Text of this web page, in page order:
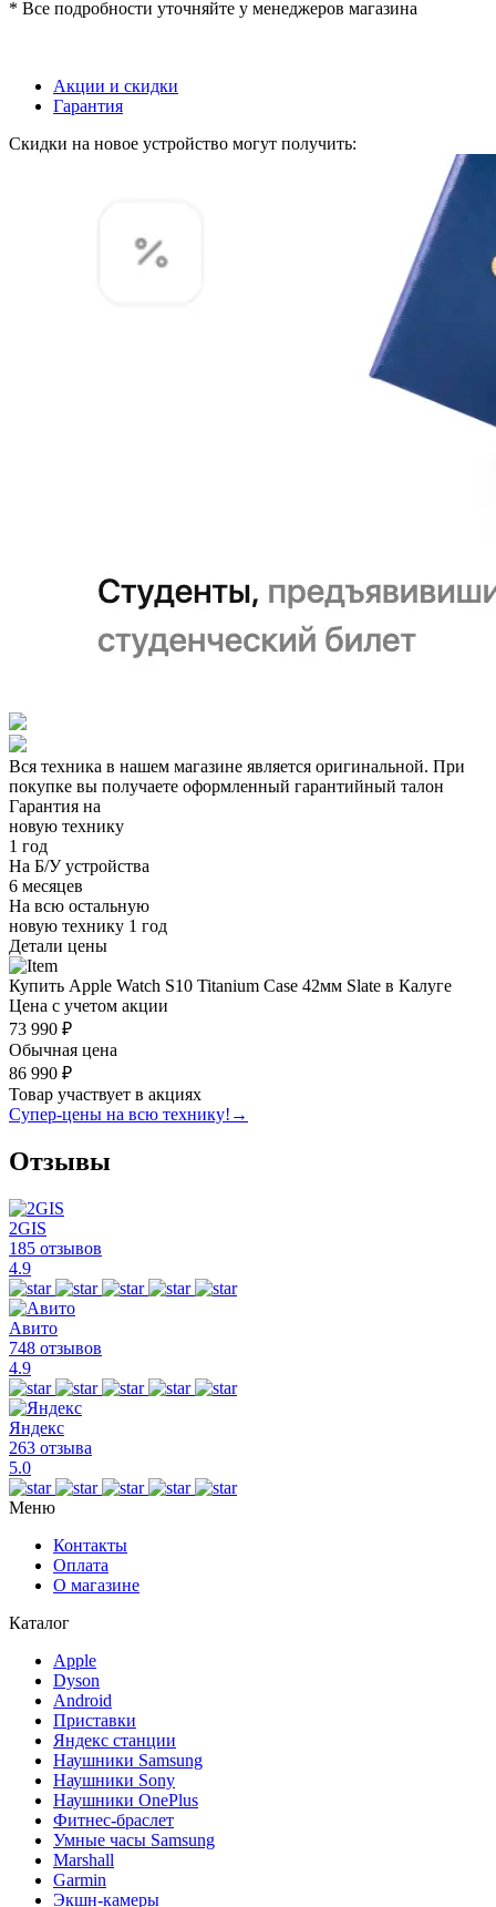
* Все подробности уточняйте у менеджеров магазина
Акции и скидки
Гарантия
Скидки на новое устройство могут получить:
Вся техника в нашем магазине является оригинальной. При
покупке вы получаете оформленный гарантийный талон
Гарантия на
новую технику
1 год
На Б/У устройства
6 месяцев
На всю остальную
новую технику 1 год
Детали цены
Купить Apple Watch S10 Titanium Case 42мм Slate в Калуге
Цена с учетом акции
73 990 ₽
Обычная цена
86 990 ₽
Товар участвует в акциях
Супер-цены на всю технику! →
Отзывы
2GIS
185 отзывов
4.9
Авито
748 отзывов
4.9
Яндекс
263 отзыва
5.0
Меню
Контакты
Оплата
О магазине
Каталог
Apple
Dyson
Android
Приставки
Яндекс станции
Наушники Samsung
Наушники Sony
Наушники OnePlus
Фитнес-браслет
Умные часы Samsung
Marshall
Garmin
Экшн-камеры